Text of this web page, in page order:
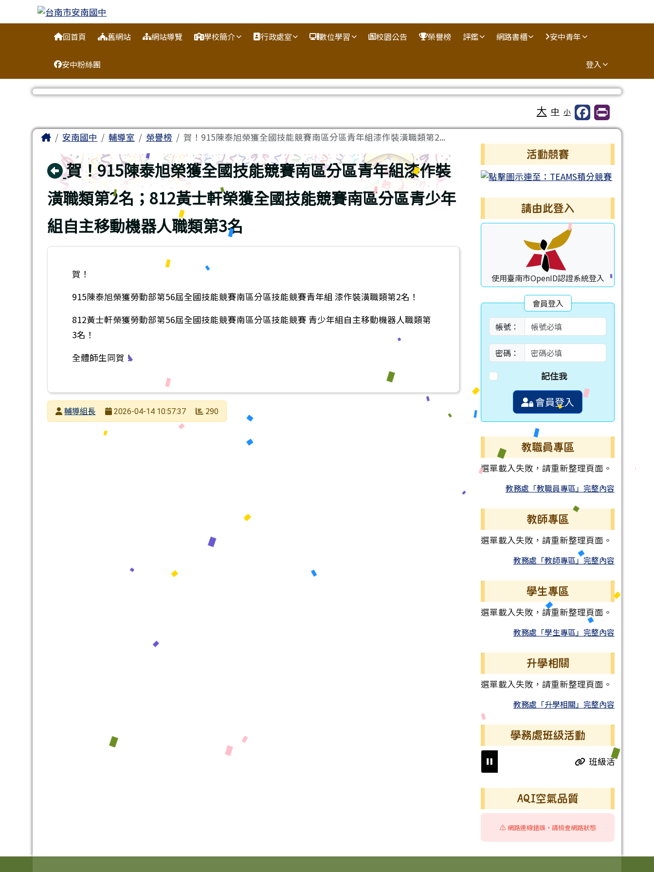
跳至主內容區
台南市安南國中
回首頁 舊網站 網站導覽 學校簡介 行政處室 數位學習 校園公告 榮譽榜 評鑑 網路書櫃 安中青年
安中粉絲團 登入
大 中 小
主內容區域
Home安南國中 輔導室 榮譽榜 賀！915陳泰旭榮獲全國技能競賽南區分區青年組漆作裝潢職類第2...
回上頁
賀！915陳泰旭榮獲全國技能競賽南區分區青年組漆作裝
潢職類第2名；812黃士軒榮獲全國技能競賽南區分區青少年
組自主移動機器人職類第3名
賀！
915陳泰旭榮獲勞動部第56屆全國技能競賽南區分區技能競賽青年組 漆作裝潢職類第2名！
812黃士軒榮獲勞動部第56屆全國技能競賽南區分區技能競賽 青少年組自主移動機器人職類第
3名！
全體師生同賀！
發布者輔導組長
2026-04-14 10:57:37 290
左邊區域內容
活動競賽
請由此登入
使用臺南市OpenID認證系統登入
會員登入
帳號：
密碼：
記住我
會員登入
教職員專區
選單載入失敗，請重新整理頁面。
教務處「教職員專區」完整內容
教師專區
選單載入失敗，請重新整理頁面。
教務處「教師專區」完整內容
學生專區
選單載入失敗，請重新整理頁面。
教務處「學生專區」完整內容
升學相關
選單載入失敗，請重新整理頁面。
教務處「升學相關」完整內容
學務處班級活動
班級活動
右邊區域內容
AQI空氣品質
⚠️ 網路連線錯誤，請檢查網路狀態
頁尾區域